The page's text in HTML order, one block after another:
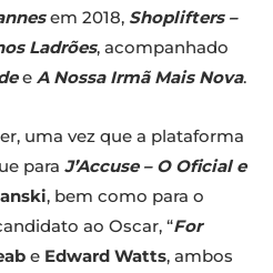
em 2018, Shoplifters –
Ladrões, acompanhado
e A Nossa Irmã Mais Nova.
uma vez que a plataforma
para J’Accuse – O Oficial e
, bem como para o
ao Oscar, “For
e Edward Watts, ambos